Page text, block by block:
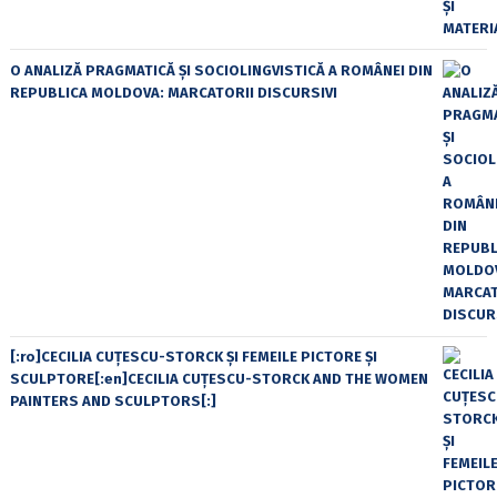
O ANALIZĂ PRAGMATICĂ ȘI SOCIOLINGVISTICĂ A ROMÂNEI DIN
REPUBLICA MOLDOVA: MARCATORII DISCURSIVI
[:ro]CECILIA CUŢESCU-STORCK ŞI FEMEILE PICTORE ŞI
SCULPTORE[:en]CECILIA CUŢESCU-STORCK AND THE WOMEN
PAINTERS AND SCULPTORS[:]